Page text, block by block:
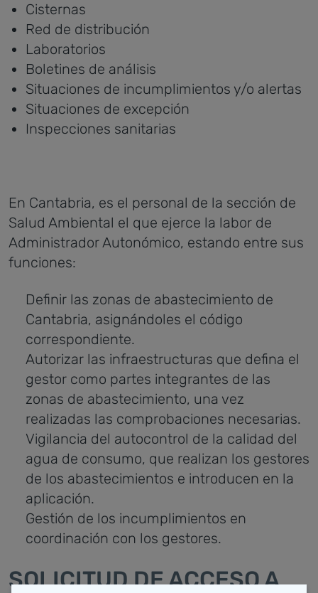
Cisternas
Red de distribución
Laboratorios
Boletines de análisis
Situaciones de incumplimientos y/o alertas
Situaciones de excepción
Inspecciones sanitarias
En Cantabria, es el personal de la sección de
Salud Ambiental el que ejerce la labor de
Administrador Autonómico, estando entre sus
funciones:
Definir las zonas de abastecimiento de
Cantabria, asignándoles el código
correspondiente.
Autorizar las infraestructuras que defina el
gestor como partes integrantes de las
zonas de abastecimiento, una vez
realizadas las comprobaciones necesarias.
Vigilancia del autocontrol de la calidad del
agua de consumo, que realizan los gestores
de los abastecimientos e introducen en la
aplicación.
Gestión de los incumplimientos en
coordinación con los gestores.
SOLICITUD DE ACCESO A